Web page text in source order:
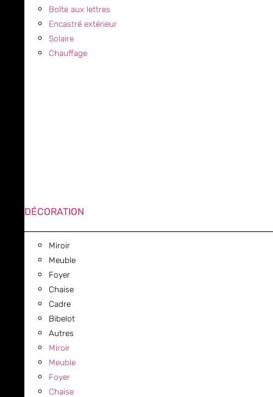
Boîte aux lettres
Encastré extérieur
Solaire
Chauffage
DÉCORATION
Miroir
Meuble
Foyer
Chaise
Cadre
Bibelot
Autres
Miroir
Meuble
Foyer
Chaise